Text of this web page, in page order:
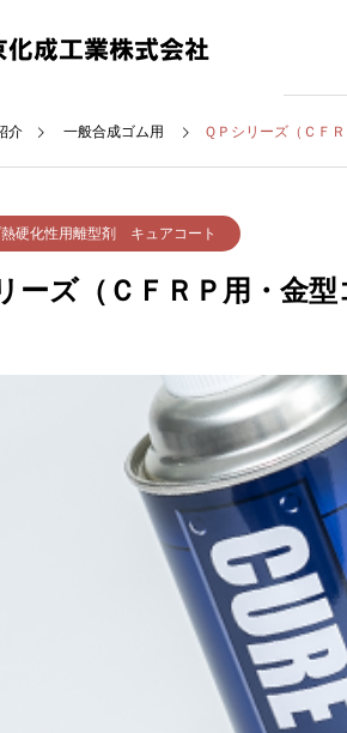
ご挨拶
GREETING
沿革
HISTRY
介 一般合成ゴム用 ＱＰシリーズ（ＣＦ
硬化性用離型剤 キュアコート
ーズ（ＣＦＲＰ用・金型